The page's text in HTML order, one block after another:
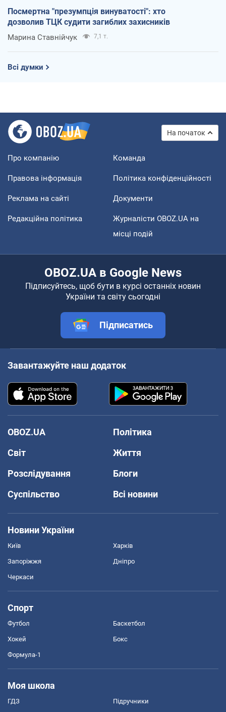
Посмертна "презумпція винуватості": хто
дозволив ТЦК судити загиблих захисників
Марина Ставнійчук 7,1 т.
Всі думки
На початок
Про компанію Команда
Правова інформація Політика конфіденційності
Реклама на сайті Документи
Редакційна політика
Журналісти OBOZ.UA на
місці подій
OBOZ.UA в Google News
Підписуйтесь, щоб бути в курсі останніх новин
України та світу сьогодні
Підписатись
Завантажуйте наш додаток
OBOZ.UA
Політика
Світ
Життя
Розслідування
Блоги
Суспільство
Всі новини
Новини України
Київ Харків
Запоріжжя Дніпро
Черкаси
Спорт
Футбол Баскетбол
Хокей Бокс
Формула-1
Моя школа
ГДЗ Підручники